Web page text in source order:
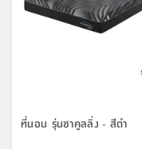
ที่นอน รุ่นชาคูลลิ่ง - สีดำ